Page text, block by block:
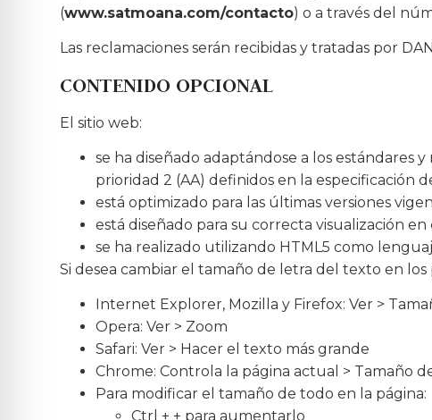
(www.satmoana.com/contacto) o a través del
Las reclamaciones serán recibidas y tratadas por
CONTENIDO OPCIONAL
El sitio web:
se ha diseñado adaptándose a los estándares
prioridad 2 (AA) definidos en la especificación
está optimizado para las últimas versiones
está diseñado para su correcta visualización
se ha realizado utilizando HTML5 como
Si desea cambiar el tamaño de letra del texto en
Internet Explorer, Mozilla y Firefox: Ver >
Opera: Ver > Zoom
Safari: Ver > Hacer el texto más grande
Chrome: Controla la página actual > Tamaño
Para modificar el tamaño de todo en la página:
Ctrl + + para aumentarlo